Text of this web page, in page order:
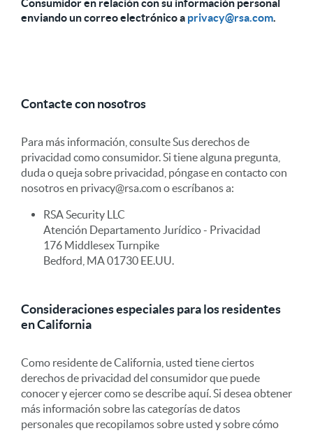
Consumidor en relación con su información personal
enviando un correo electrónico a privacy@rsa.com.
Contacte con nosotros
Para más información, consulte Sus derechos de
privacidad como consumidor. Si tiene alguna pregunta,
duda o queja sobre privacidad, póngase en contacto con
nosotros en privacy@rsa.com o escríbanos a:
RSA Security LLC
Atención Departamento Jurídico - Privacidad
176 Middlesex Turnpike
Bedford, MA 01730 EE.UU.
Consideraciones especiales para los residentes
en California
Como residente de California, usted tiene ciertos
derechos de privacidad del consumidor que puede
conocer y ejercer como se describe aquí. Si desea obtener
más información sobre las categorías de datos
personales que recopilamos sobre usted y sobre cómo